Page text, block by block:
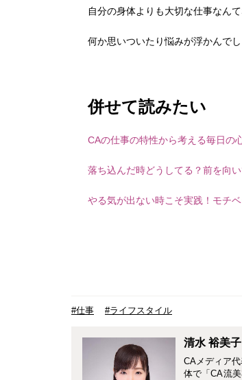
自分の身体よりも大切な仕事なんて
何か思いついたり悩みが浮かんで
併せて読みたい
CAの仕事の特性から考える毎日の
落ち込んだ時どうしてる？前を向
やる気が出ない時こそ実践！モチ
#仕事 #ライフスタイル
清水 裕美子
CAメディア
体で「CA流